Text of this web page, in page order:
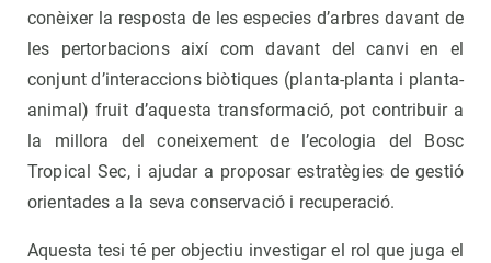
conèixer la resposta de les especies d’arbres davant de
les pertorbacions així com davant del canvi en el
conjunt d’interaccions biòtiques (planta-planta i planta-
animal) fruit d’aquesta transformació, pot contribuir a
la millora del coneixement de l’ecologia del Bosc
Tropical Sec, i ajudar a proposar estratègies de gestió
orientades a la seva conservació i recuperació.
Aquesta tesi té per objectiu investigar el rol que juga el